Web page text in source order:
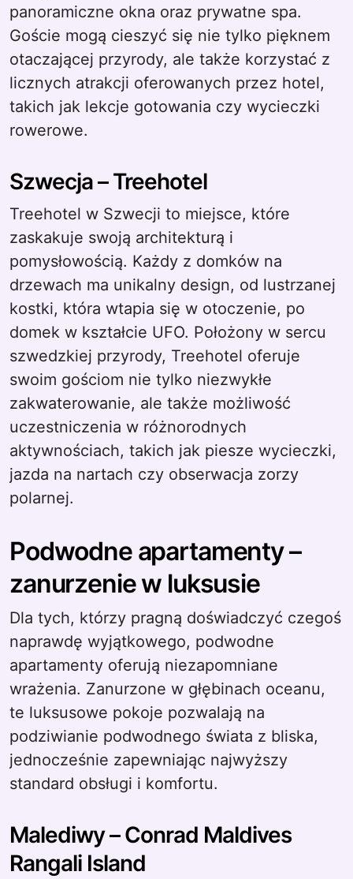
panoramiczne okna oraz prywatne spa.
Goście mogą cieszyć się nie tylko pięknem
otaczającej przyrody, ale także korzystać z
licznych atrakcji oferowanych przez hotel,
takich jak lekcje gotowania czy wycieczki
rowerowe.
Szwecja – Treehotel
Treehotel w Szwecji to miejsce, które
zaskakuje swoją architekturą i
pomysłowością. Każdy z domków na
drzewach ma unikalny design, od lustrzanej
kostki, która wtapia się w otoczenie, po
domek w kształcie UFO. Położony w sercu
szwedzkiej przyrody, Treehotel oferuje
swoim gościom nie tylko niezwykłe
zakwaterowanie, ale także możliwość
uczestniczenia w różnorodnych
aktywnościach, takich jak piesze wycieczki,
jazda na nartach czy obserwacja zorzy
polarnej.
Podwodne apartamenty –
zanurzenie w luksusie
Dla tych, którzy pragną doświadczyć czegoś
naprawdę wyjątkowego, podwodne
apartamenty oferują niezapomniane
wrażenia. Zanurzone w głębinach oceanu,
te luksusowe pokoje pozwalają na
podziwianie podwodnego świata z bliska,
jednocześnie zapewniając najwyższy
standard obsługi i komfortu.
Malediwy – Conrad Maldives
Rangali Island